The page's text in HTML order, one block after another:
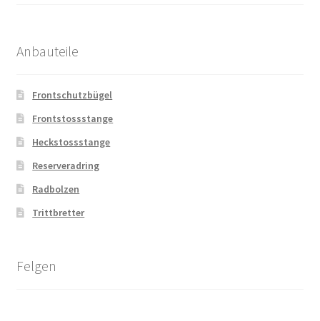
Anbauteile
Frontschutzbügel
Frontstossstange
Heckstossstange
Reserveradring
Radbolzen
Trittbretter
Felgen